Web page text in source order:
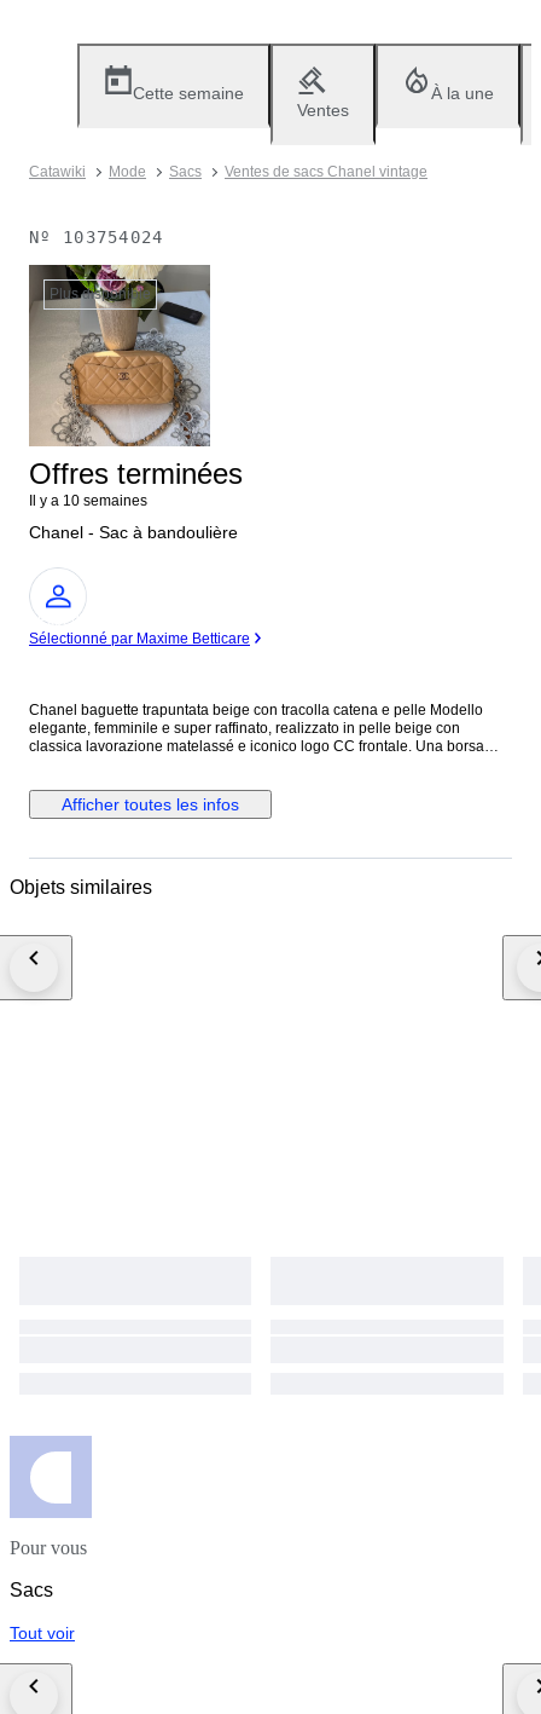
Cette semaine
Ventes
À la une
Catawiki Mode Sacs Ventes de sacs Chanel vintage
Nº 103754024
Plus disponible
Offres terminées
Il y a 10 semaines
Chanel - Sac à bandoulière
Expert
Sélectionné par Maxime Betticare
Chanel baguette trapuntata beige con tracolla catena e pelle Modello
elegante, femminile e super raffinato, realizzato in pelle beige con
classica lavorazione matelassé e iconico logo CC frontale. Una borsa
mentre la tracolla con intreccio pelle e catena aggiunge subito un tocco
luxury riconoscibile. Colore neutro e luminoso, facilissimo da abbinare in
Afficher toutes les infos
Objets similaires
Pour vous
Sacs
Tout voir